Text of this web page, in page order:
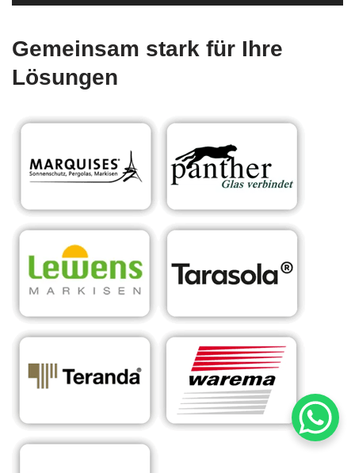
Gemeinsam stark für Ihre
Lösungen